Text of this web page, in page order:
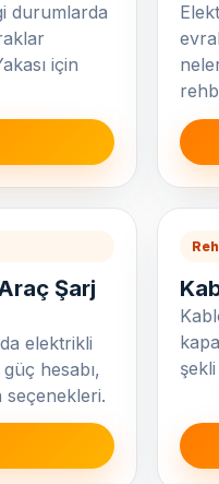
durumlarda
için
Şarj
elektrikli
hesabı,
seçenekleri.